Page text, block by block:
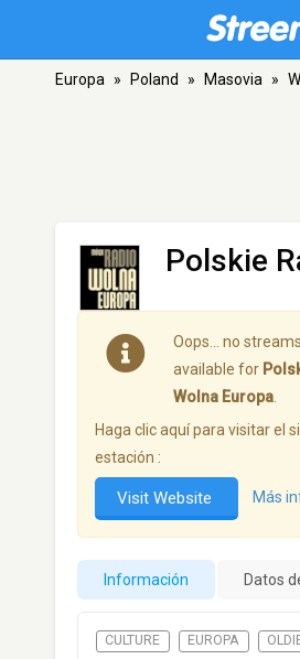
Europa » Poland » Masovia »
Polskie
Oops… no
available for
Wolna Europa
Haga clic aquí para visitar el
estación :
Visit Website Más
Información Datos
CULTURE EUROPA